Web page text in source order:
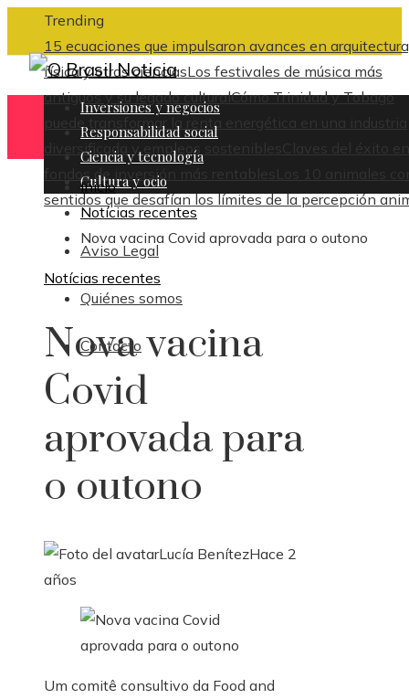
Trending
15 ecuaciones que impulsaron avances en
física y otras cienciasLos festivales de música más
antiguos y su legado culturalCómo Trinidad y Tobago
puede transformar la renta energética en una industria
diversificada y empleos sostenibles
Claves del éxito
fondos de inversión más rentables
Los 10 animales
sentidos que desafían los límites de la percepción
Aviso Legal
Quiénes somos
Contacto
Inversiones y negocios
Responsabilidad social
Ciencia y tecnología
Cultura y ocio
Inicio
Notícias recentes
Nova vacina Covid aprovada para o outono
Notícias recentes
Nova vacina
Covid
aprovada para
o outono
Lucía BenítezHace 2
años
Um comitê consultivo da Food and